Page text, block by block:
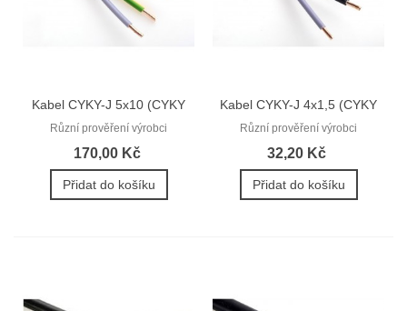
Kabel CYKY-J 5x10 (CYKY
5Cx10)
Různí prověření výrobci
170,00 Kč
Přidat do košíku
Kabel CYKY-J 4x1,5 (CYKY
4Bx1,5)
Různí prověření výrobci
32,20 Kč
Přidat do košíku